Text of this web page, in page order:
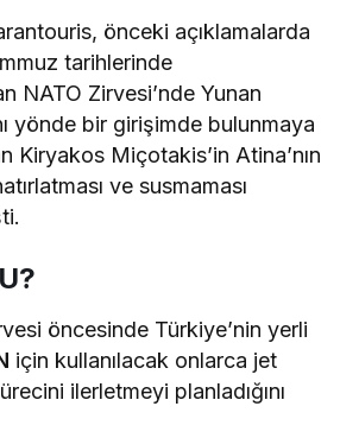
önceki açıklamalarda
tarihlerinde
NATO Zirvesi’nde Yunan
yönde bir girişimde bulunmaya
Kiryakos Miçotakis’in Atina’nın
ve susmaması
öncesinde Türkiye’nin yerli
için kullanılacak onlarca jet
ilerletmeyi planladığını